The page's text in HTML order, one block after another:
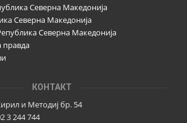
Северна Македонија
Северна Македонија
Северна Македонија
правда
КОНТАКТ
и Методиј бр. 54
3 244 744